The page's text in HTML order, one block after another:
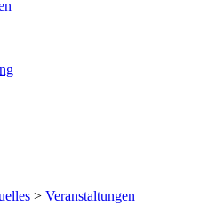
> Veranstaltungen